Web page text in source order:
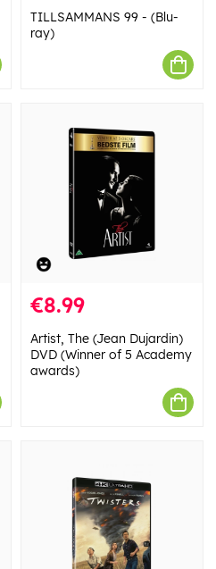
TILLSAMMANS 99 - (Blu-
ray)
€8.99
Artist, The (Jean Dujardin)
DVD (Winner of 5 Academy
awards)